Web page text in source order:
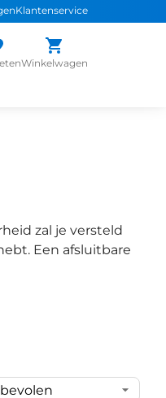
Klantenservice
Winkelwagen
zal je versteld
Een afsluitbare